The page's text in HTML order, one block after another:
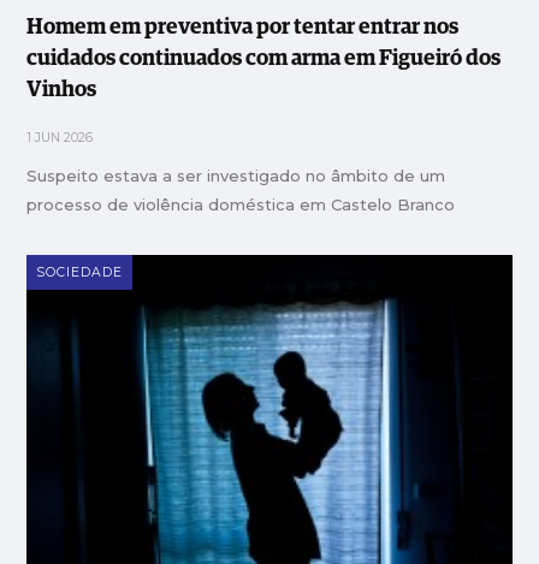
Homem em preventiva por tentar entrar nos
cuidados continuados com arma em Figueiró dos
Vinhos
1 JUN 2026
Suspeito estava a ser investigado no âmbito de um
processo de violência doméstica em Castelo Branco
SOCIEDADE